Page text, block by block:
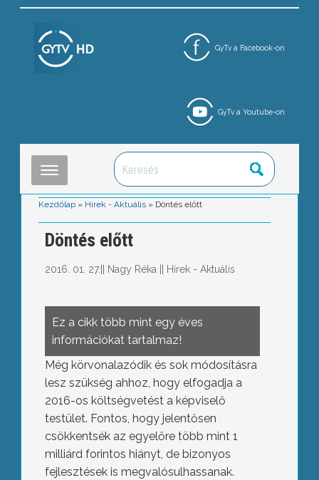
GyTv a Facebook-on
GyTv a Youtube-on
Kezdőlap » Hírek - Aktuális » Döntés előtt
Döntés előtt
2016. 01. 27. Nagy Réka Hírek - Aktuális
Ez a cikk több mint egy éves
információkat tartalmaz!
Még körvonalazódik és sok módosításra
lesz szükség ahhoz, hogy elfogadja a
2016-os költségvetést a képviselő
testület. Fontos, hogy jelentősen
csökkentsék az egyelőre több mint 1
milliárd forintos hiányt, de bizonyos
fejlesztések is megvalósulhassanak.